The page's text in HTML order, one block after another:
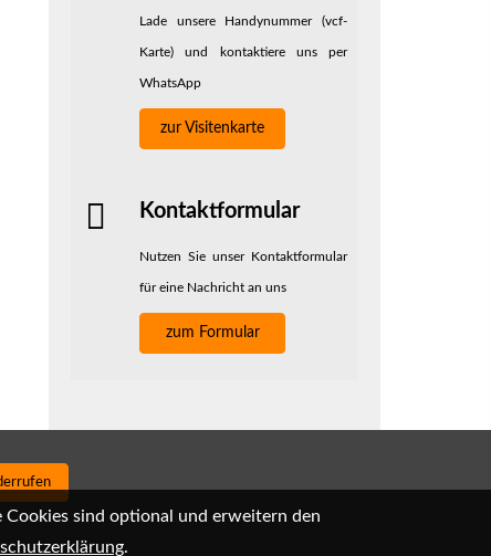
Lade unsere Handynummer (vcf-
Karte) und kontaktiere uns per
WhatsApp
zur Visitenkarte
Kontaktformular
Nutzen Sie unser Kontaktformular
für eine Nachricht an uns
zum Formular
sind optional und erweitern den
.